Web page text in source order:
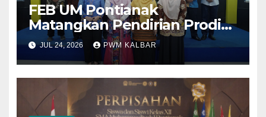
FEB UM Pontianak
Matangkan Pendirian Prodi
Magister Manajemen,
Libatkan Berbagai
Pemangku Kepentingan
Susun Visi dan Misi
JUL 24, 2026 PWM KALBAR